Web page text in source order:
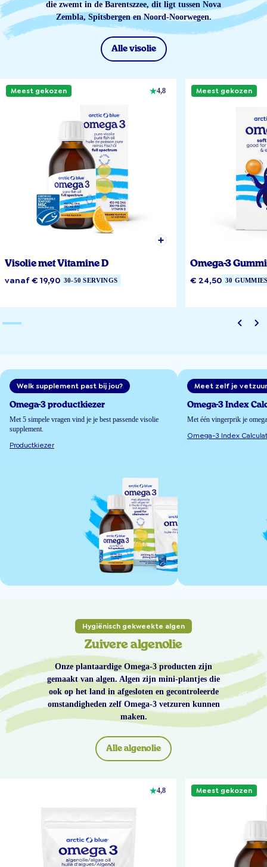
die zwemt in de Barentszzee, dit ligt tussen Nova
Zembla, Spitsbergen en Noord-Noorwegen.
Alle visolie
Meest gekozen 4,8
Visolie met Vitamine D
vanaf € 19,90 30-50 SERVINGS
Meest gekozen
Omega-3
€ 24,50 30
Welk supplement past bij jou?
Omega-3 productkiezer
Met 5 simpele vragen vind je je best passende visolie
supplement.
Productkiezer
Meet zelf je
Omega-3 Index
Met één vingerprik je
Omega-3 Index
Hygiënisch gekweekte algen
Zuivere algenolie
Onze plantaardige Omega-3 producten zijn
gemaakt van algen. Algen zijn mini-plantjes die
ook op het land in afgesloten en gecontroleerde
omstandigheden zelf Omega-3 vetzuren kunnen
maken.
Alle algenolie
4,8 Meest gekozen